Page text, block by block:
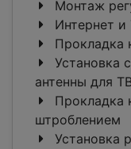
Монтаж
Интернет и
Прокладка
Установка
антенны для
Прокладка
штроблением
Установка